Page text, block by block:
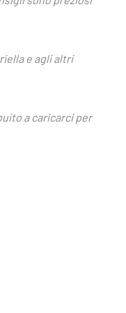
e agli altri
a caricarci per